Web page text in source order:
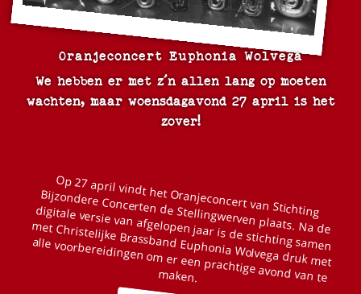
Oranjeconcert Euphonia Wolvega
We hebben er met z´n allen lang op moeten
wachten, maar woensdagavond 27 april is het
zover!
Op 27 april vindt het Oranjeconcert van Stichting
Bijzondere Concerten de Stellingwerven plaats. Na de
digitale versie van afgelopen jaar is de stichting samen
met Christelijke Brassband Euphonia Wolvega druk met
alle voorbereidingen om er een prachtige avond van te
maken.